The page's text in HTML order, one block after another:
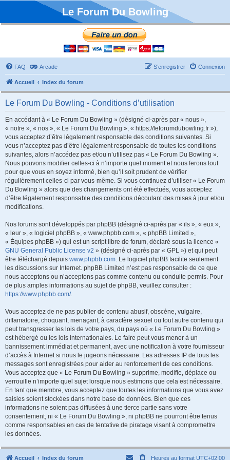
Le Forum Du Bowling
FAQ Arcade Connexion
S’enregistrer
Accueil Index du forum
Le Forum Du Bowling - Conditions d’utilisation
En accédant à « Le Forum Du Bowling » (désigné ci-après par « nous »,
« notre », « nos », « Le Forum Du Bowling », « https://leforumdubowling.fr »),
vous acceptez d’être légalement responsable des conditions suivantes. Si
vous n’acceptez pas d’être légalement responsable de toutes les conditions
suivantes, alors n’accédez pas et/ou n’utilisez pas « Le Forum Du Bowling ».
Nous pouvons modifier celles-ci à n’importe quel moment et nous ferons tout
pour que vous en soyez informé, bien qu’il soit prudent de vérifier
régulièrement celles-ci par vous-même. Si vous continuez d’utiliser « Le Forum
Du Bowling » alors que des changements ont été effectués, vous acceptez
d’être légalement responsable des conditions découlant des mises à jour et/ou
modifications.
Nos forums sont développés par phpBB (désigné ci-après par « ils », « eux »,
« leur », « logiciel phpBB », « www.phpbb.com », « phpBB Limited »,
« Équipes phpBB ») qui est un script libre de forum, déclaré sous la licence «
GNU General Public License v2 » (désigné ci-après par « GPL ») et qui peut
être téléchargé depuis www.phpbb.com. Le logiciel phpBB facilite seulement
les discussions sur Internet. phpBB Limited n’est pas responsable de ce que
nous acceptons ou n’acceptons pas comme contenu ou conduite permis. Pour
de plus amples informations au sujet de phpBB, veuillez consulter :
https://www.phpbb.com/.
Vous acceptez de ne pas publier de contenu abusif, obscène, vulgaire,
diffamatoire, choquant, menaçant, à caractère sexuel ou tout autre contenu qui
peut transgresser les lois de votre pays, du pays où « Le Forum Du Bowling »
est hébergé ou les lois internationales. Le faire peut vous mener à un
bannissement immédiat et permanent, avec une notification à votre fournisseur
d’accès à Internet si nous le jugeons nécessaire. Les adresses IP de tous les
messages sont enregistrées pour aider au renforcement de ces conditions.
Vous acceptez que « Le Forum Du Bowling » supprime, modifie, déplace ou
verrouille n’importe quel sujet lorsque nous estimons que cela est nécessaire.
En tant que membre, vous acceptez que toutes les informations que vous avez
saisies soient stockées dans notre base de données. Bien que ces
informations ne soient pas diffusées à une tierce partie sans votre
consentement, ni « Le Forum Du Bowling », ni phpBB ne pourront être tenus
comme responsables en cas de tentative de piratage visant à compromettre
les données.
Accueil Index du forum Heures au format UTC+02:00